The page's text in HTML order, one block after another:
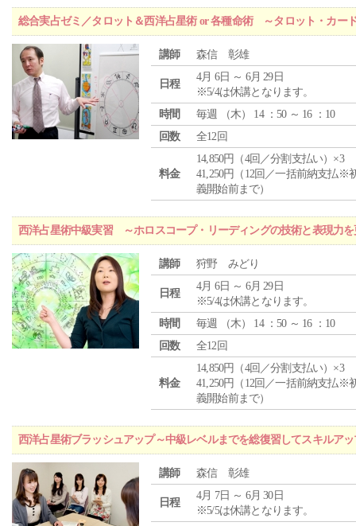
総合実占ゼミ／タロット＆西洋占星術 or 各種命術 ～タロット・カー
講師 森信 彰雄
日程
4月 6日 ～ 6月 29日
※5/4は休講となります。
時間
毎週 （木） 14 ：50 ～ 16 ：10
回数
全12回
料金
14,850円（4回／分割支払い）×3
41,250円（12回／一括前納支払※
義開始前まで）
西洋占星術中級実習 ～ホロスコープ・リーディングの技術と表現力
講師 狩野 みどり
日程
4月 6日 ～ 6月 29日
※5/4は休講となります。
時間
毎週 （木） 14 ：50 ～ 16 ：10
回数
全12回
料金
14,850円（4回／分割支払い）×3
41,250円（12回／一括前納支払※
義開始前まで）
西洋占星術ブラッシュアップ～中級レベルまでを総復習してスキルア
講師 森信 彰雄
日程
4月 7日 ～ 6月 30日
※5/5は休講となります。